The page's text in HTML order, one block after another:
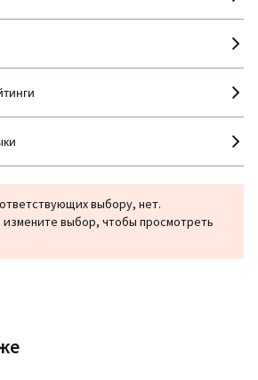
выбору, нет.
измените выбор, чтобы просмотреть